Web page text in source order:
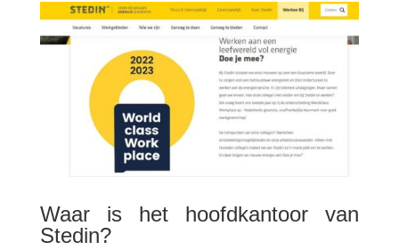
Waar is het hoofdkantoor van
Stedin?